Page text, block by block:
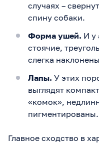
случаях –
спину собаки.
Форма ушей. И у
стоячие,
слегка
Лапы. У этих
выглядят
«комок»,
пигментированы.
Главное сходство в